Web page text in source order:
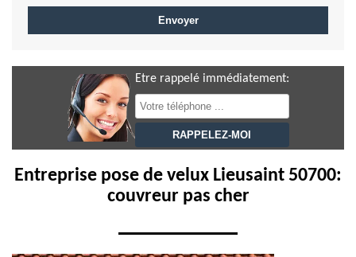
Etre rappelé immédiatement:
Entreprise pose de velux Lieusaint 50700:
couvreur pas cher